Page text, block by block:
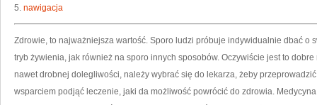
5. nawigacja
Zdrowie, to najważniejsza wartość. Sporo ludzi próbuje indywidualnie dbać o
tryb żywienia, jak również na sporo innych sposobów. Oczywiście jest to
nawet drobnej dolegliwości, należy wybrać się do lekarza, żeby
wsparciem podjąć leczenie, jaki da możliwość powrócić do zdrowia.